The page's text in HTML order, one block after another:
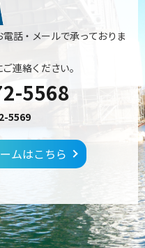
話・メールで承っておりま
連絡ください。
5568
5569
ムはこちら